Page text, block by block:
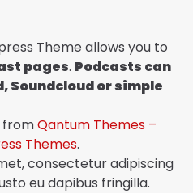
Theme allows you to
pages. Podcasts can
Soundcloud or simple
fromQantum Themes –
Themes.
consectetur adipiscing
eu dapibus fringilla.